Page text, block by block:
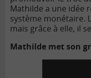
Mathilde a une idée
système moné­taire.
mais grâce à elle, il
Mathilde met son